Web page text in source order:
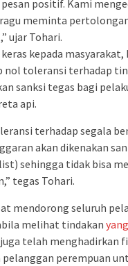
positif. Kami
meminta
ujar Tohari.
kepada
nol toleransi terhadap
sanksi tegas bagi
api.
terhadap segala
akan dikenakan
sehingga tidak bisa
tegas Tohari.
mendorong seluruh
melihat tindakanyang
telah menghadirkan
pelanggan perempuan